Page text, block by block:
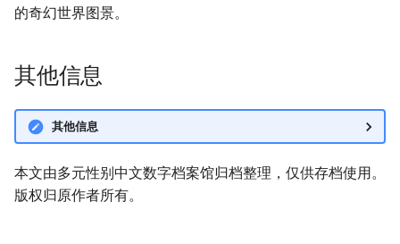
的奇幻世界图景。
其他信息
其他信息
本文由多元性别中文数字档案馆归档整理，仅供存档使用。
版权归原作者所有。